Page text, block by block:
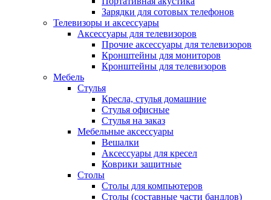
Зарядки для сотовых телефонов
Телевизоры и аксессуары
Аксессуары для телевизоров
Прочие аксессуары для телевизоров
Кронштейны для мониторов
Кронштейны для телевизоров
Мебель
Стулья
Кресла, стулья домашние
Стулья офисные
Стулья на заказ
Мебельные аксессуары
Вешалки
Аксессуары для кресел
Коврики защитные
Столы
Столы для компьютеров
Столы (составные части бандлов)